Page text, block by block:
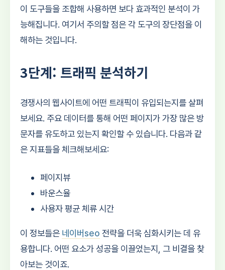
이 도구들을 조합해 사용하면 보다 효과적인 분석이 가
능해집니다. 여기서 주의할 점은 각 도구의 장단점을 이
해하는 것입니다.
3단계: 트래픽 분석하기
경쟁사의 웹사이트에 어떤 트래픽이 유입되는지를 살펴
보세요. 주요 데이터를 통해 어떤 페이지가 가장 많은 방
문자를 유도하고 있는지 확인할 수 있습니다. 다음과 같
은 지표들을 체크해보세요:
페이지뷰
바운스율
사용자 평균 체류 시간
이 정보들은 네이버seo 전략을 더욱 심화시키는 데 유
용합니다. 어떤 요소가 성공을 이끌었는지, 그 비결을 찾
아보는 것이죠.